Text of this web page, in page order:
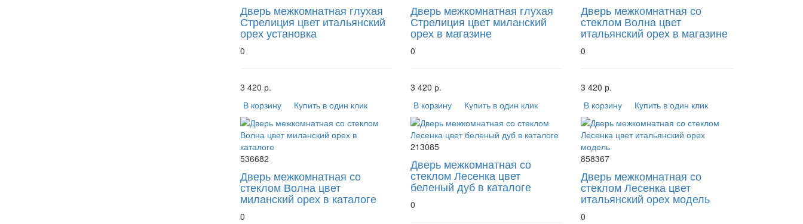
Дверь межкомнатная глухая
Стрелиция цвет итальянский
орех установка
0
3 420 р.
В корзину
Купить в один клик
Дверь межкомнатная глухая
Стрелиция цвет миланский
орех в магазине
0
3 420 р.
В корзину
Купить в один клик
Дверь межкомнатная со
стеклом Волна цвет
итальянский орех в магазине
0
3 420 р.
В корзину
Купить в один клик
536682
Дверь межкомнатная со
стеклом Волна цвет
миланский орех в каталоге
0
213085
Дверь межкомнатная со
стеклом Лесенка цвет
беленый дуб в каталоге
0
858367
Дверь межкомнатная со
стеклом Лесенка цвет
итальянский орех модель
0